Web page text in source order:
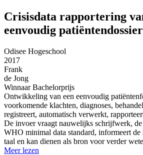
Crisisdata rapportering
eenvoudig patiëntendossier
Odisee Hogeschool
2017
Frank
de Jong
Winnaar Bachelorprijs
Ontwikkeling van een eenvoudig
voorkomende klachten, diagnoses,
registreert, automatisch verwerkt,
De invoer vraagt nauwelijks schrijfwerk,
WHO minimal data standard, informeert
taal en kan dienen als bron voor verder
Meer lezen